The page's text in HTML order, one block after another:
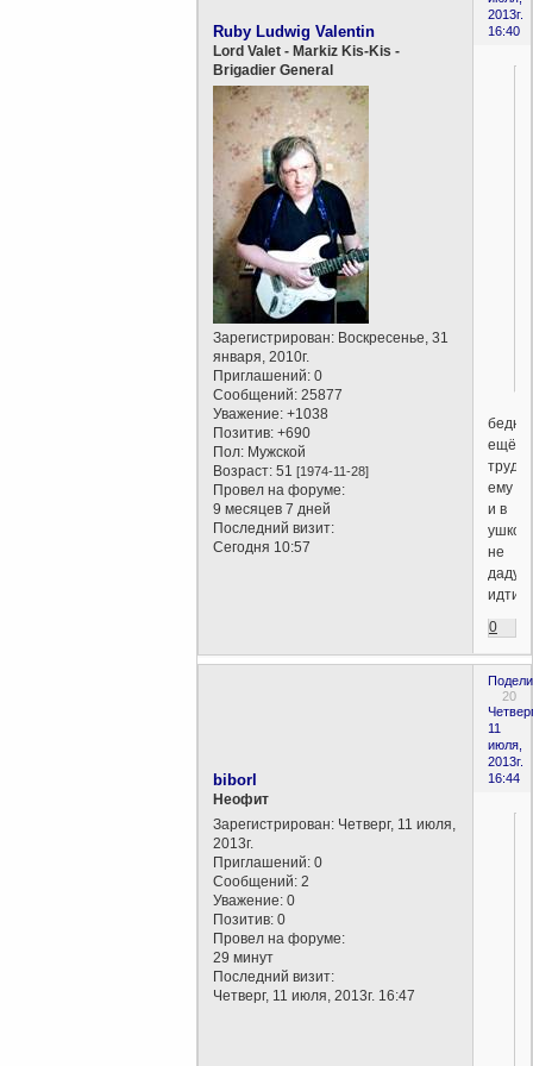
2013г.
16:40
Ruby Ludwig Valentin
Lord Valet - Markiz Kis-Kis -
Brigadier General
Зарегистрирован: Воскресенье, 31
января, 2010г.
Приглашений: 0
Сообщений: 25877
Уважение: +1038
Позитив: +690
Пол: Мужской
Возраст: 51[1974-11-28]
Провел на форуме:
9 месяцев 7 дней
Последний визит:
Сегодня 10:57
ещё
ему
и в
ушко
не
дадут
идти.
0
20
11
июля,
2013г.
16:44
biborl
Неофит
Зарегистрирован: Четверг, 11 июля,
2013г.
Приглашений: 0
Сообщений: 2
Уважение: 0
Позитив: 0
Провел на форуме:
29 минут
Последний визит:
Четверг, 11 июля, 2013г. 16:47